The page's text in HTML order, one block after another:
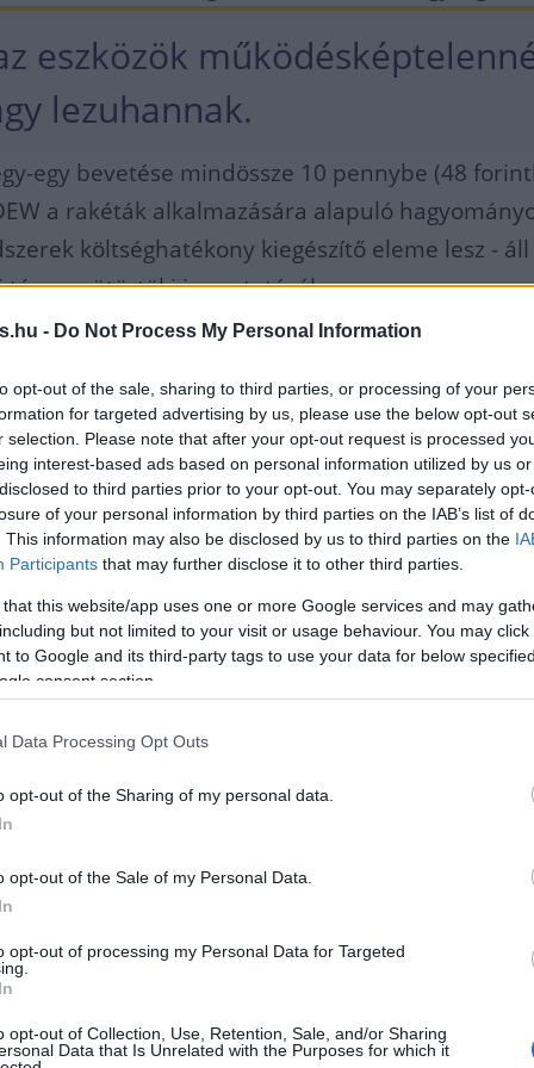
- Do Not Process My Personal Information
opt-out of the sale, sharing to third parties, or processing of your
for targeted advertising by us, please use the below opt-out
selection. Please note that after your opt-out request is processed
interest-based ads based on personal information utilized by us
to third parties prior to your opt-out. You may separately
of your personal information by third parties on the IAB’s list of
This information may also be disclosed by us to third parties on the
Participants that may further disclose it to other third parties.
that this website/app uses one or more Google services and may
but not limited to your visit or usage behaviour. You may
to Google and its third-party tags to use your data for below
consent section.
Data Processing Opt Outs
opt-out of the Sharing of my personal data.
opt-out of the Sale of my Personal Data.
opt-out of processing my Personal Data for Targeted
opt-out of Collection, Use, Retention, Sale, and/or Sharing
Data that Is Unrelated with the Purposes for which it
eszközök
lezuhannak.
egy bevetése mindössze 10 pennybe (48
a rakéták alkalmazására alapuló
költséghatékony kiegészítő eleme lesz - áll
csütörtöki ismertetésében.
az új energiafegyver hatótávolsága jelenleg
és hatékonyan alkalmazható olyan eszközök
elektronikus hadviseléssel nem lehet
minisztérium az utóbbi hónapokban több más
működő támadó és védelmi
beszámolt. A tárca decemberben arról adott
a brit hadsereg új típusú drónelhárító
fegyvert, amely intenzív infravörös sugarat
járműről irányították a
indított drónok felé, és a
drónt
nem sokkal korábban ugyancsak
találati pontossággal.